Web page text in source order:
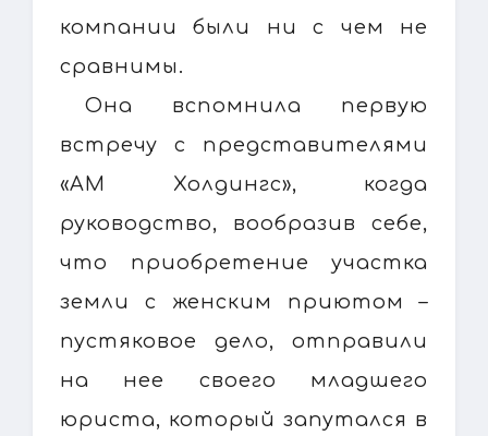
компании были ни с чем не
сравнимы.
Она вспомнила первую
встречу с представителями
«АМ Холдингс», когда
руководство, вообразив себе,
что приобретение участка
земли с женским приютом –
пустяковое дело, отправили
на нее своего младшего
юриста, который запутался в